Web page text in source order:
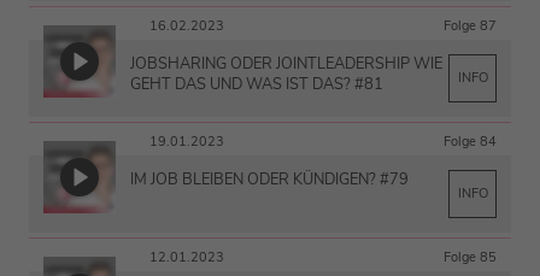
16.02.2023 Folge 87
JOBSHARING ODER JOINTLEADERSHIP WIE
GEHT DAS UND WAS IST DAS? #81
INFO
19.01.2023 Folge 84
IM JOB BLEIBEN ODER KÜNDIGEN? #79
INFO
12.01.2023 Folge 85